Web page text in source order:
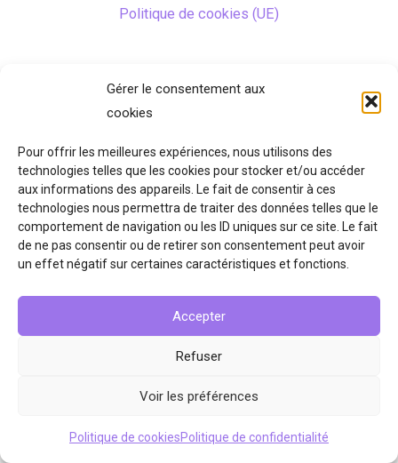
Gérer le consentement aux
cookies
Pour offrir les meilleures expériences, nous utilisons des
technologies telles que les cookies pour stocker et/ou accéder
aux informations des appareils. Le fait de consentir à ces
technologies nous permettra de traiter des données telles que le
comportement de navigation ou les ID uniques sur ce site. Le fait
de ne pas consentir ou de retirer son consentement peut avoir
un effet négatif sur certaines caractéristiques et fonctions.
Accepter
Refuser
Voir les préférences
Politique de cookiesPolitique de confidentialité
Politique de cookies (UE)